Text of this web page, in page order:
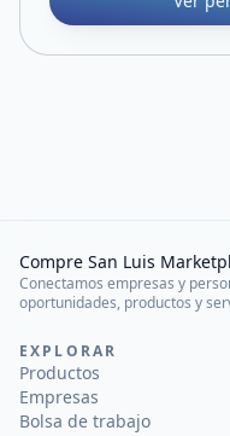
Compre San Luis
Conectamos empresas y
oportunidades, productos y
EXPLORAR
Productos
Empresas
Bolsa de trabajo